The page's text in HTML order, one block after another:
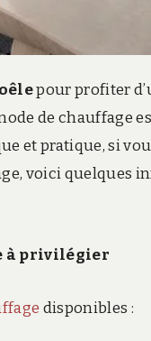
pour profiter
de chauffage
et pratique, si
voici quelques
à privilégier
disponibles :